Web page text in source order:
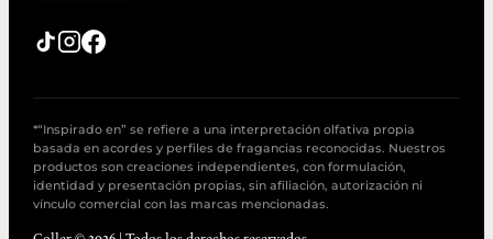
*“Inspirado en” se refiere a una interpretación olfativa propia
basada en acordes y perfiles de fragancias reconocidas. Nuestros
productos son creaciones independientes, con formulación,
identidad y presentación propias, sin afiliación, autorización ni
vínculo comercial con las marcas mencionadas.